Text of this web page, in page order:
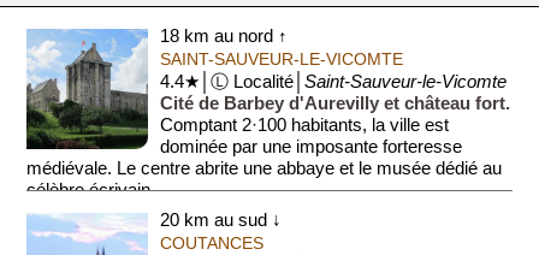
18 km au nord ↑
SAINT-SAUVEUR-LE-VICOMTE
4.4★│Ⓛ Localité│Saint-Sauveur-le-Vicomte
Cité de Barbey d'Aurevilly et château fort.
Comptant 2·100 habitants, la ville est
dominée par une imposante forteresse
médiévale. Le centre abrite une abbaye et le musée dédié au
célèbre écrivain...
20 km au sud ↓
COUTANCES